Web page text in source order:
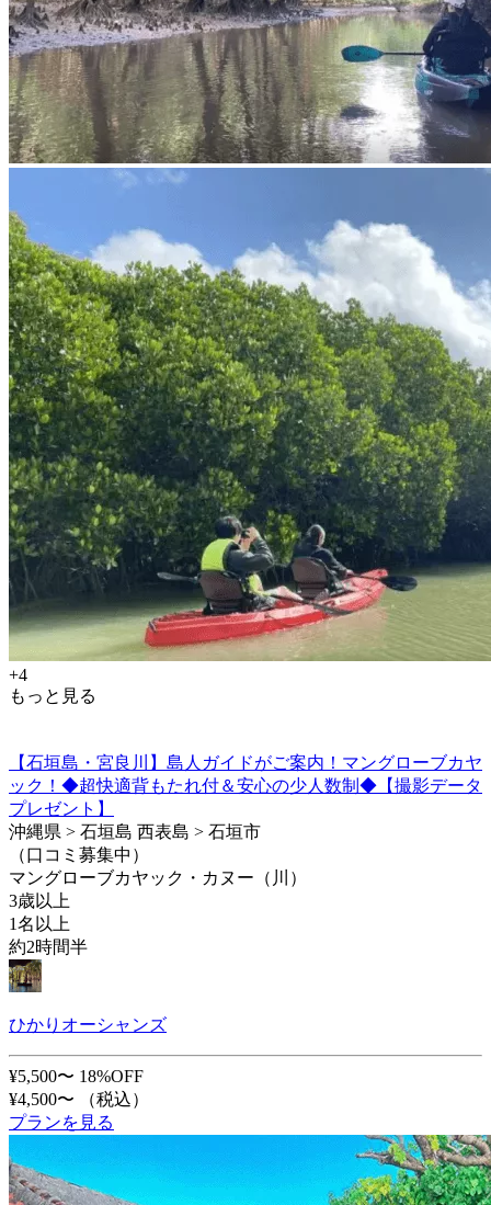
+4
もっと見る
【石垣島・宮良川】島人ガイドがご案内！マングローブカヤ
ック！◆超快適背もたれ付＆安心の少人数制◆【撮影データ
プレゼント】
沖縄県 > 石垣島 西表島 > 石垣市
（口コミ募集中）
マングローブカヤック・カヌー（川）
3歳以上
1名以上
約2時間半
ひかりオーシャンズ
¥5,500〜 18%OFF
¥4,500〜
（税込）
プランを見る